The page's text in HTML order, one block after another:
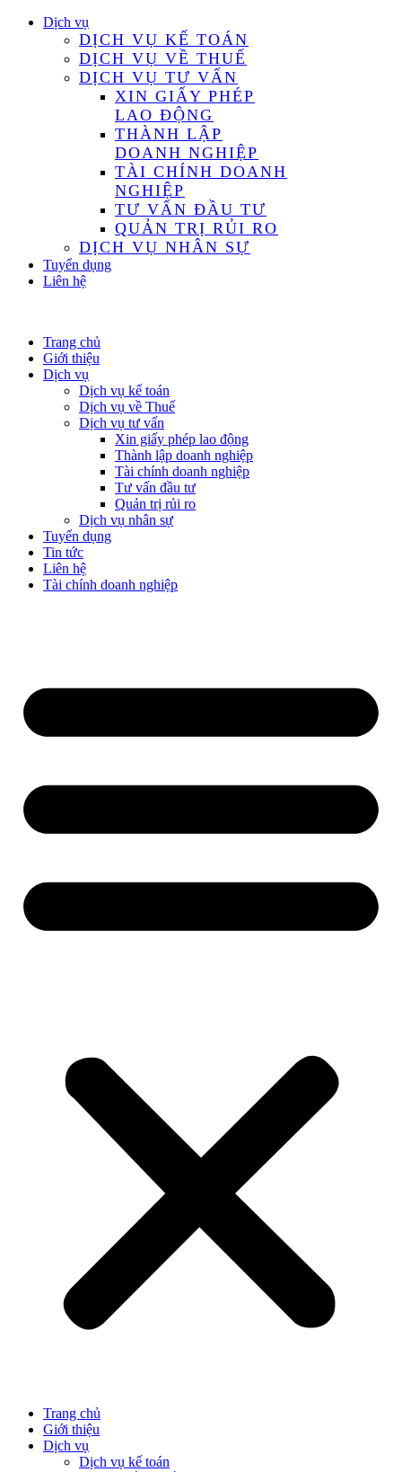
Dịch vụ
DỊCH VỤ KẾ TOÁN
DỊCH VỤ VỀ THUẾ
DỊCH VỤ TƯ VẤN
XIN GIẤY PHÉP
LAO ĐỘNG
THÀNH LẬP
DOANH NGHIỆP
TÀI CHÍNH DOANH
NGHIỆP
TƯ VẤN ĐẦU TƯ
QUẢN TRỊ RỦI RO
DỊCH VỤ NHÂN SỰ
Tuyển dụng
Liên hệ
Trang chủ
Giới thiệu
Dịch vụ
Dịch vụ kế toán
Dịch vụ về Thuế
Dịch vụ tư vấn
Xin giấy phép lao động
Thành lập doanh nghiệp
Tài chính doanh nghiệp
Tư vấn đầu tư
Quản trị rủi ro
Dịch vụ nhân sự
Tuyển dụng
Tin tức
Liên hệ
Tài chính doanh nghiệp
Trang chủ
Giới thiệu
Dịch vụ
Dịch vụ kế toán